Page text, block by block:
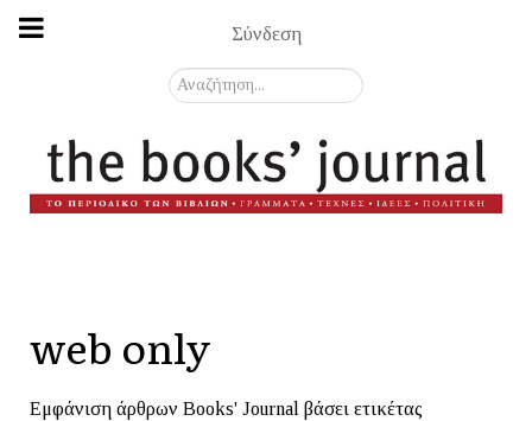
Σύνδεση
Αναζήτηση...
web only
Εμφάνιση άρθρων Books' Journal βάσει ετικέτας